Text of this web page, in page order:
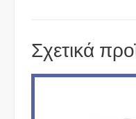
Σχετικά